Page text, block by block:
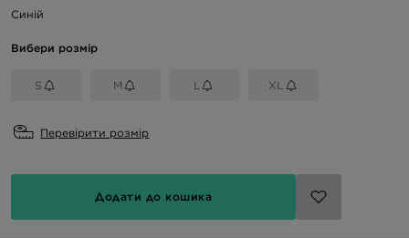
Синій
Вибери розмір
S M L XL
Перевірити розмір
Додати до кошика